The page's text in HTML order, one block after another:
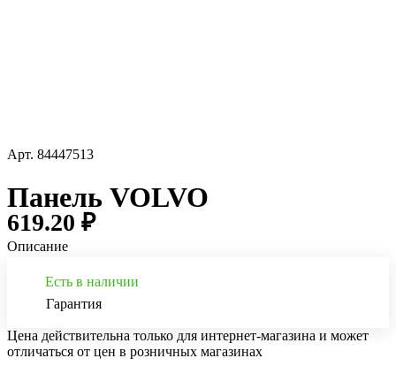
Арт. 84447513
Панель VOLVO
619.20 ₽
Описание
Есть в наличии
Гарантия
Цена действительна только для интернет-магазина и может
отличаться от цен в розничных магазинах